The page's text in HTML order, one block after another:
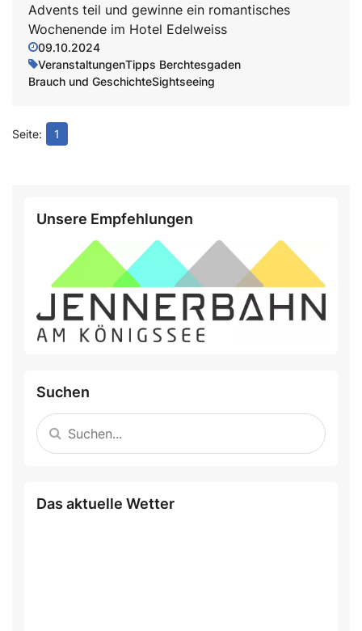
Advents teil und gewinne ein romantisches
Wochenende im Hotel Edelweiss
09.10.2024
VeranstaltungenTipps Berchtesgaden
Brauch und GeschichteSightseeing
1
Unsere Empfehlungen
Suchen
Das aktuelle Wetter